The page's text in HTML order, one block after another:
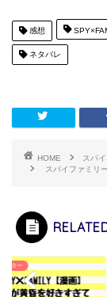
感想
ネタバレ
HOME スパ
スパイファミリ
クター